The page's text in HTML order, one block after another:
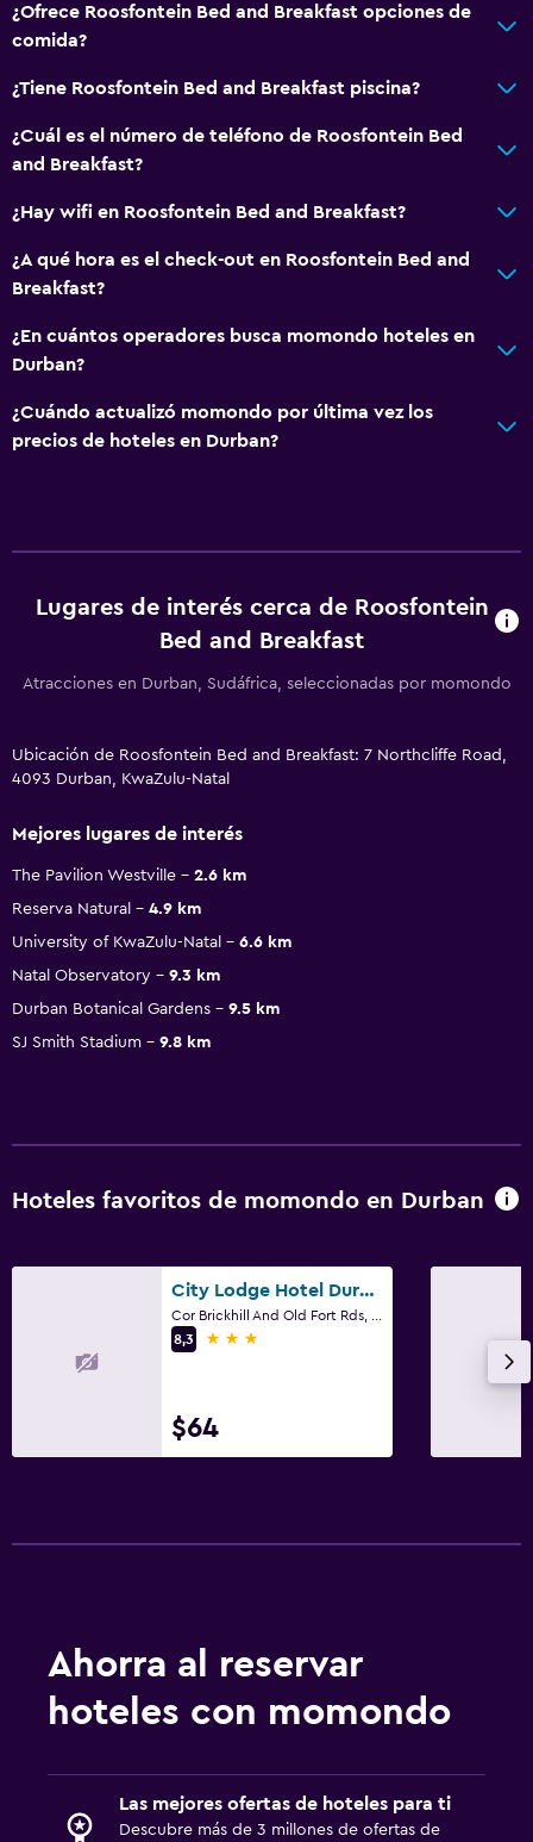
¿Ofrece Roosfontein Bed and Breakfast opciones de
comida?
¿Tiene Roosfontein Bed and Breakfast piscina?
¿Cuál es el número de teléfono de Roosfontein Bed
and Breakfast?
¿Hay wifi en Roosfontein Bed and Breakfast?
¿A qué hora es el check-out en Roosfontein Bed and
Breakfast?
¿En cuántos operadores busca momondo hoteles en
Durban?
¿Cuándo actualizó momondo por última vez los
precios de hoteles en Durban?
Lugares de interés cerca de Roosfontein
Bed and Breakfast
Atracciones en Durban, Sudáfrica, seleccionadas por momondo
Ubicación de Roosfontein Bed and Breakfast: 7 Northcliffe Road,
4093 Durban, KwaZulu-Natal
Mejores lugares de interés
The Pavilion Westville
2.6 km
Reserva Natural
4.9 km
University of KwaZulu-Natal
6.6 km
Natal Observatory
9.3 km
Durban Botanical Gardens
9.5 km
SJ Smith Stadium
9.8 km
Hoteles favoritos de momondo en Durban
City Lodge Hotel Durban
8,3
3 estrellas
$64
Ahorra al reservar
hoteles con momondo
Las mejores ofertas de hoteles para ti
Descubre más de 3 millones de ofertas de